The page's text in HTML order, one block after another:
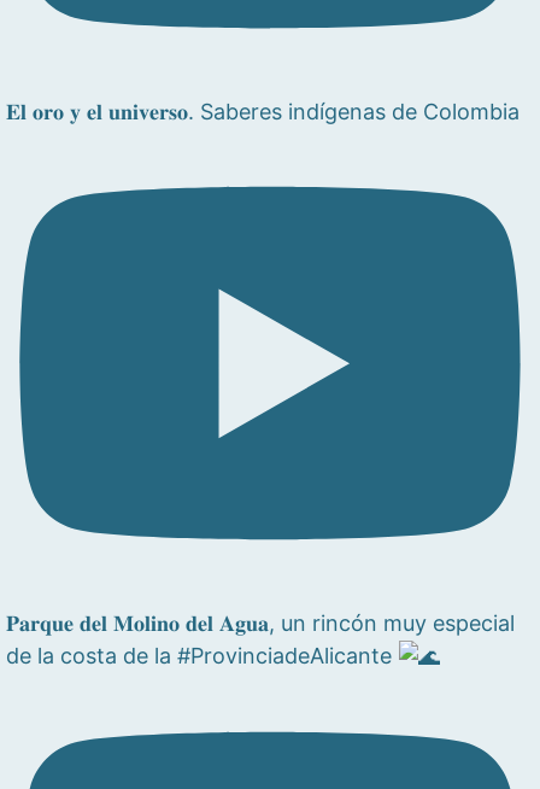
𝐄𝐥 𝐨𝐫𝐨 𝐲 𝐞𝐥 𝐮𝐧𝐢𝐯𝐞𝐫𝐬𝐨. Saberes indígenas de Colombia
𝐏𝐚𝐫𝐪𝐮𝐞 𝐝𝐞𝐥 𝐌𝐨𝐥𝐢𝐧𝐨 𝐝𝐞𝐥 𝐀𝐠𝐮𝐚, un rincón muy especial
de la costa de la #ProvinciadeAlicante